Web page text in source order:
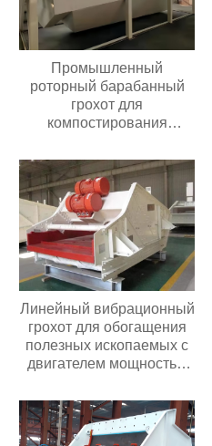
Промышленный
роторный барабанный
грохот для
компостирования
Линейный вибрационный
грохот для обогащения
полезных ископаемых с
двигателем мощностью
производительностью 60-
350 т/ч,
производительностью 2-3